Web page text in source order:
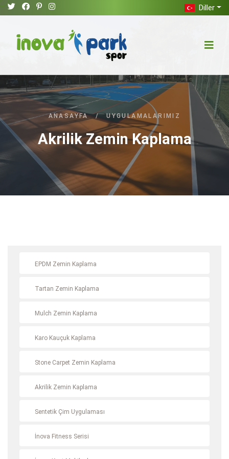
Diller
ANASAYFA / UYGULAMALARIMIZ
Akrilik Zemin Kaplama
EPDM Zemin Kaplama
Tartan Zemin Kaplama
Mulch Zemin Kaplama
Karo Kauçuk Kaplama
Stone Carpet Zemin Kaplama
Akrilik Zemin Kaplama
Sentetik Çim Uygulaması
İnova Fitness Serisi